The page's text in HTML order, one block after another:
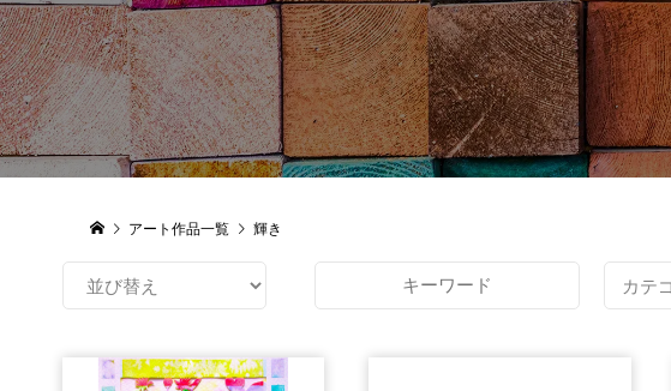
アート作品一覧 輝き